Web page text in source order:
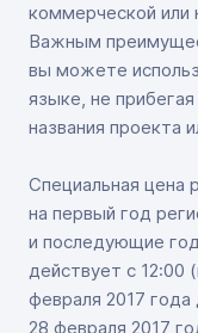
коммерческой или
Важным
вы можете
языке, не
названия проекта
Специальная цена
на первый год
и последующие
действует с 12:00
февраля 2017
28 февраля 2017